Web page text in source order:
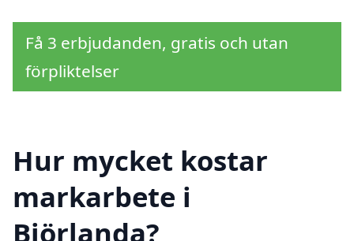
Få 3 erbjudanden, gratis och utan
förpliktelser
Hur mycket kostar
markarbete i
Björlanda?